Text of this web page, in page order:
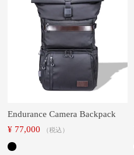
Endurance Camera Backpack
¥ 77,000 税込